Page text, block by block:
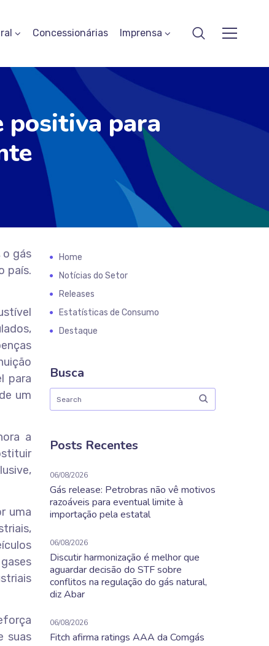
Concessionárias Imprensa
positiva para
o gás
país.
para
um
a
uma
suas
Home
Notícias do Setor
Releases
Estatísticas de Consumo
Destaque
Busca
Posts Recentes
06/08/2026
Gás release: Petrobras não vê motivos
razoáveis para eventual limite à
importação pela estatal
06/08/2026
Discutir harmonização é melhor que
aguardar decisão do STF sobre
conflitos na regulação do gás natural,
diz Abar
06/08/2026
Fitch afirma ratings AAA da Comgás